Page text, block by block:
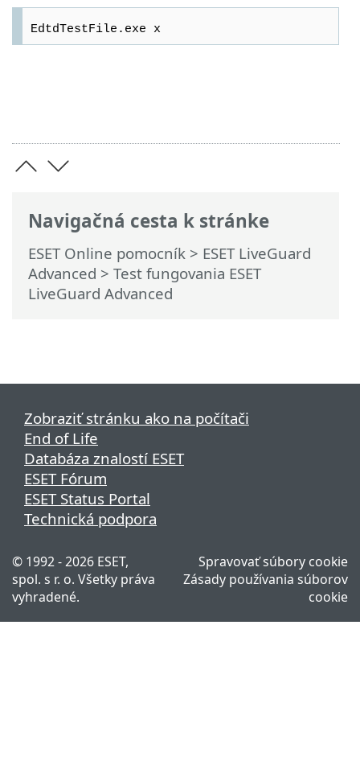
Navigačná cesta k stránke
ESET Online pomocník > ESET LiveGuard
Advanced > Test fungovania ESET
LiveGuard Advanced
EdtdTestFile.exe x
Zobraziť stránku ako na počítači
End of Life
Databáza znalostí ESET
ESET Fórum
ESET Status Portal
Technická podpora
© 1992 - 2026 ESET,
spol. s r. o. Všetky práva
vyhradené.
Spravovať súbory cookie
Zásady používania súborov
cookie